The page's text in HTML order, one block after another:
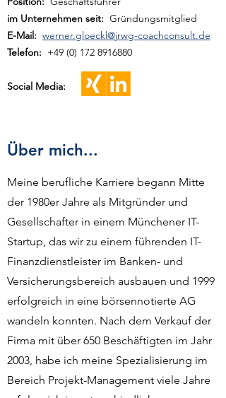
im Unternehmen seit: Gründungsmitglied
E-Mail: werner.gloeckl@jrwg-coachconsult.de
Telefon: +49 (0) 172 8916880
Social Media:
Über mich...
Meine berufliche Karriere begann Mitte
der 1980er Jahre als Mitgründer und
Gesellschafter in einem Münchener IT-
Startup, das wir zu einem führenden IT-
Finanzdienstleister im Banken- und
Versicherungsbereich ausbauen und 1999
erfolgreich in eine börsennotierte AG
wandeln konnten. Nach dem Verkauf der
Firma mit über 650 Beschäftigten im Jahr
2003, habe ich meine Spezialisierung im
Bereich Projekt-Management viele Jahre